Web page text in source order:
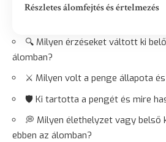
Részletes álomfejtés és értelmezés
🔍 Milyen érzéseket váltott ki
álomban?
⚔️ Milyen volt a penge állapota
🛡️ Ki tartotta a pengét és mire
💭 Milyen élethelyzet vagy
ebben az álomban?